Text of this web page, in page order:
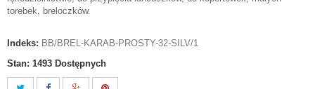
torebek, breloczków.
Indeks: BB/BREL-KARAB-PROSTY-32-SILV/1
Stan: 1493 Dostępnych